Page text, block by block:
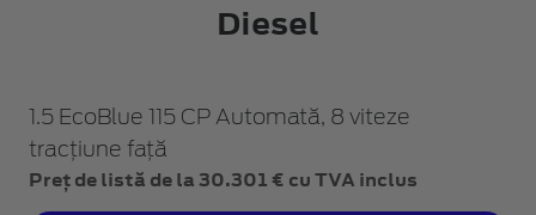
Diesel
1.5 EcoBlue 115 CP Automată, 8 viteze
tracțiune față
Preț de listă de la 30.301 € cu TVA inclus